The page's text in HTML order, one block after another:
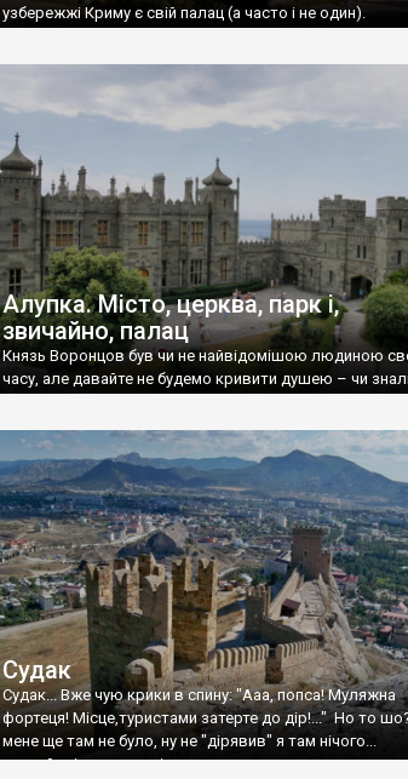
узбережжі Криму є свій палац (а часто і не один).
Алупка. Місто, церква, парк і,
звичайно, палац
Князь Воронцов був чи не найвідомішою людиною
часу, але давайте не будемо кривити душею – чи
Судак
Судак... Вже чую крики в спину: "Ааа, попса! Муляжна
фортеця! Місце,туристами затерте до дір!..." Но то
мене ще там не було, ну не "дірявив" я там нічого...
принаймні до цього літа.